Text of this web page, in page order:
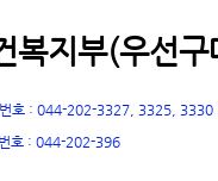
복지부(우선
호 : 044-202-3327, 3325, 3330
호 : 044-202-396